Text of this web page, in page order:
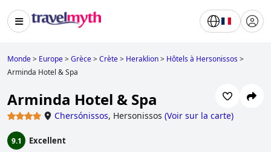
Monde> Europe>Grèce>Crète> Heraklion> Hôtels à Hersonissos>
Arminda Hotel & Spa
Arminda Hotel & Spa
Chersónissos, Hersonissos (Voir sur la carte)
9.1 Excellent